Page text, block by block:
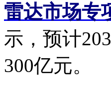
雷达市场专
示，预计
300亿元。